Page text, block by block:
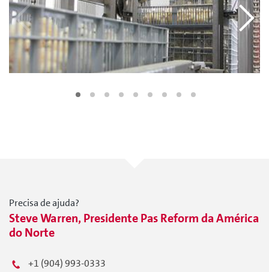
Precisa de ajuda?
Steve Warren, Presidente Pas Reform da América
do Norte
+1 (904) 993-0333